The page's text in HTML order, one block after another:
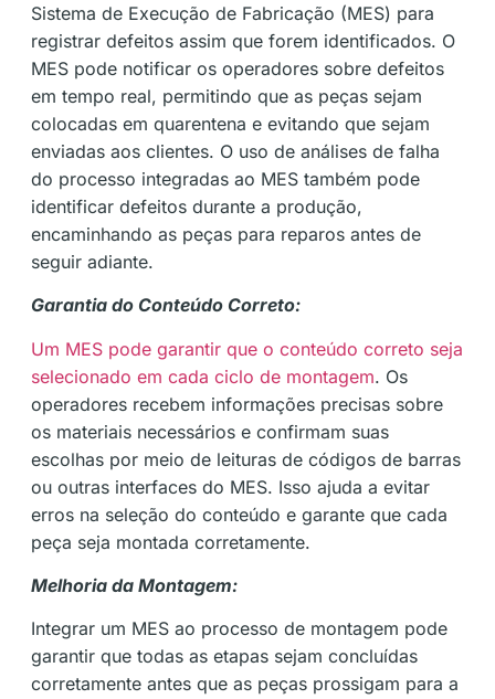
Sistema de Execução de Fabricação (MES) para
registrar defeitos assim que forem identificados. O
MES pode notificar os operadores sobre defeitos
em tempo real, permitindo que as peças sejam
colocadas em quarentena e evitando que sejam
enviadas aos clientes. O uso de análises de falha
do processo integradas ao MES também pode
identificar defeitos durante a produção,
encaminhando as peças para reparos antes de
seguir adiante.
Garantia do Conteúdo Correto:
Um MES pode garantir que o conteúdo correto seja
selecionado em cada ciclo de montagem. Os
operadores recebem informações precisas sobre
os materiais necessários e confirmam suas
escolhas por meio de leituras de códigos de barras
ou outras interfaces do MES. Isso ajuda a evitar
erros na seleção do conteúdo e garante que cada
peça seja montada corretamente.
Melhoria da Montagem:
Integrar um MES ao processo de montagem pode
garantir que todas as etapas sejam concluídas
corretamente antes que as peças prossigam para a